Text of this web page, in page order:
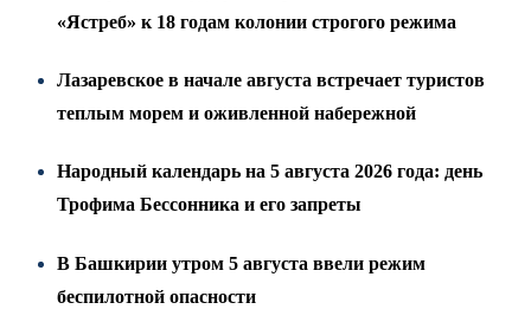
«Ястреб» к 18 годам колонии строгого режима
Лазаревское в начале августа встречает туристов
теплым морем и оживленной набережной
Народный календарь на 5 августа 2026 года: день
Трофима Бессонника и его запреты
В Башкирии утром 5 августа ввели режим
беспилотной опасности